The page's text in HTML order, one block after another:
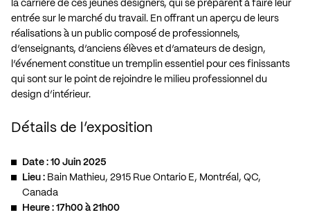
la carrière de ces jeunes designers, qui se préparent à faire leur
entrée sur le marché du travail. En offrant un aperçu de leurs
réalisations à un public composé de professionnels,
d’enseignants, d’anciens élèves et d’amateurs de design,
l’événement constitue un tremplin essentiel pour ces finissants
qui sont sur le point de rejoindre le milieu professionnel du
design d’intérieur.
Détails de l’exposition
Date : 10 Juin 2025
Lieu : Bain Mathieu, 2915 Rue Ontario E, Montréal, QC,
Canada
Heure : 17h00 à 21h00